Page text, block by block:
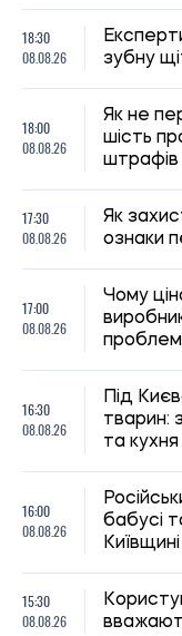
18:30
08.08.26
зубну
18:00
08.08.26
Як не
шість
штрафів
17:30
08.08.26
Як
ознаки
17:00
08.08.26
Чому
16:30
08.08.26
Під
тварин:
та кухня
16:00
08.08.26
бабусі
Київщині
15:30
08.08.26